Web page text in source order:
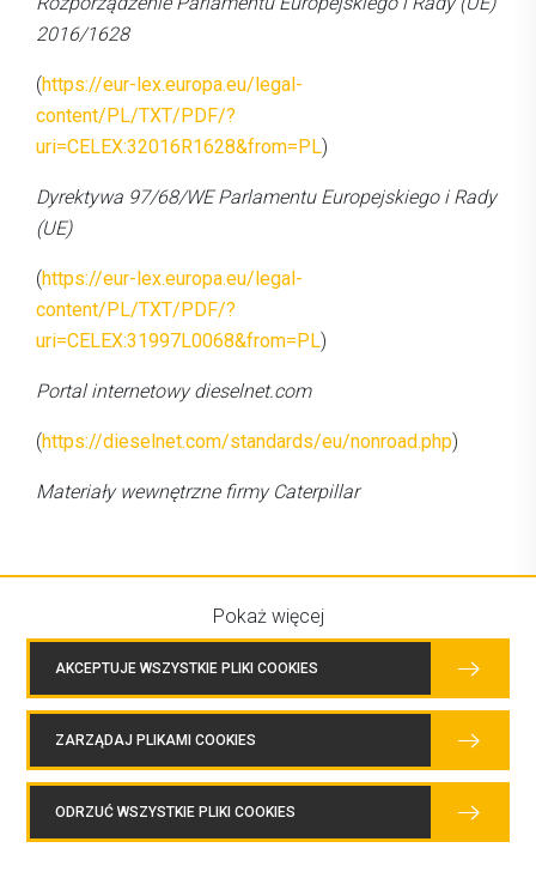
2016/1628
(https://eur-lex.europa.eu/legal-
content/PL/TXT/PDF/?
uri=CELEX:32016R1628&from=PL)
Dyrektywa 97/68/WE Parlamentu Europejskiego i Rady
(UE)
(https://eur-lex.europa.eu/legal-
content/PL/TXT/PDF/?
uri=CELEX:31997L0068&from=PL)
Portal internetowy dieselnet.com
(https://dieselnet.com/standards/eu/nonroad.php)
Materiały wewnętrzne firmy Caterpillar
Zostaw odpowiedź
Email (nie będzie publikowany) (wymagane)
Strona
Pokaż więcej
AKCEPTUJE WSZYSTKIE PLIKI COOKIES
ZARZĄDAJ PLIKAMI COOKIES
ODRZUĆ WSZYSTKIE PLIKI COOKIES